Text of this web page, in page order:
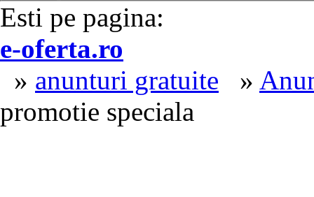
Esti pe pagina:
e-oferta.ro
» anunturi gratuite »
promotie speciala